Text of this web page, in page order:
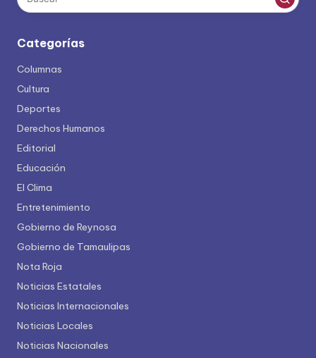
Categorías
Columnas
Cultura
Deportes
Derechos Humanos
Editorial
Educación
El Clima
Entretenimiento
Gobierno de Reynosa
Gobierno de Tamaulipas
Nota Roja
Noticias Estatales
Noticias Internacionales
Noticias Locales
Noticias Nacionales